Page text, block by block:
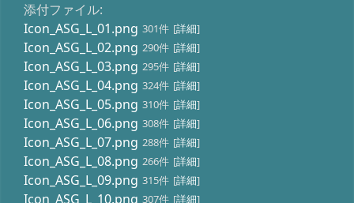
添付ファイル:
Icon_ASG_L_01.png 301件 [詳細]
Icon_ASG_L_02.png 290件 [詳細]
Icon_ASG_L_03.png 295件 [詳細]
Icon_ASG_L_04.png 324件 [詳細]
Icon_ASG_L_05.png 310件 [詳細]
Icon_ASG_L_06.png 308件 [詳細]
Icon_ASG_L_07.png 288件 [詳細]
Icon_ASG_L_08.png 266件 [詳細]
Icon_ASG_L_09.png 315件 [詳細]
Icon_ASG_L_10.png 307件 [詳細]